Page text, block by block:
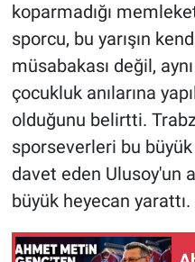
koparmadığı
sporcu, bu yarışın
müsabakası değil,
çocukluk anılarına
olduğunu belirtti.
sporseverleri bu
davet eden Ulusoy'un
büyük heyecan yarattı.